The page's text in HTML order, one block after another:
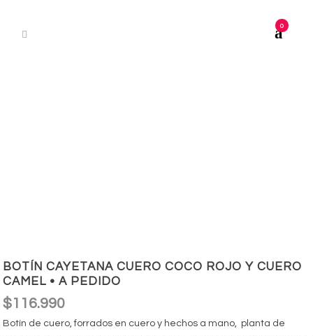
0
BOTÍN CAYETANA CUERO COCO ROJO Y CUERO
CAMEL • A PEDIDO
$116.990
Botín de cuero, forrados en cuero y hechos a mano, planta de